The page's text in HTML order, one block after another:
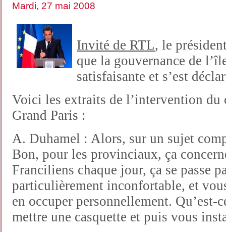
Mardi, 27 mai 2008
Invité de RTL, le
que la gouvernance de
satisfaisante et s’est
Voici les extraits de l’intervention du
Grand Paris :
A. Duhamel : Alors, sur un sujet
Bon, pour les provinciaux, ça
Franciliens chaque jour, ça se passe
particulièrement inconfortable, et
en occuper personnellement. Qu’est-
mettre une casquette et puis vous